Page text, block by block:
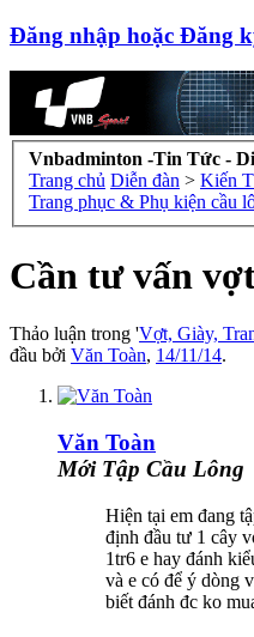
Đăng nhập hoặc Đăng
Vnbadminton -Tin Tức -
Trang chủ Diễn đàn > Kiến
Trang phục & Phụ kiện cầu
Cần tư vấn
Thảo luận trong 'Vợt, Giày,
đầu bởi Văn Toàn, 14/11/14.
Văn Toàn
Mới Tập Cầu Lông
Hiện tại em đang
định đầu tư 1 cây
1tr6 e hay đánh
và e có để ý dòng
biết đánh đc ko